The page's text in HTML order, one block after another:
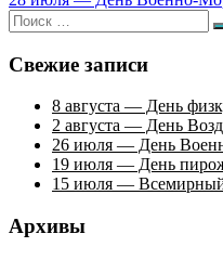
по
записям
Искать:
Свежие записи
8 августа — День
2 августа — День
26 июля — День
19 июля — День
15 июля —
Архивы